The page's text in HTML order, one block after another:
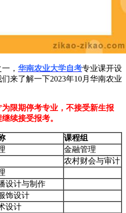
， 华南农业大学自考专业课开设
来了解一下2023年10月华南农业
限期停考专业，不接受新生报
续接受报考。
课程组
金融管理
农村财会与审计
设计与制作
饰设计
设计